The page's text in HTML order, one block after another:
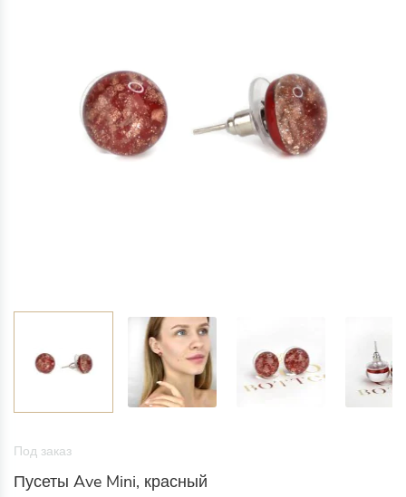
Под заказ
Пусеты Ave Mini, красный